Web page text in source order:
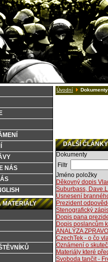
NÁS
MATERIÁLY
Úvodní Dokumenty
DALŠÍ ČLÁNKY
Dokumenty
Filtr
Jméno položky
Děkovný dopis
Suburbass,
Usnesení
Prezident
Stenografický
Dopis pana
Dopis poslancům
ANALÝZA
CzechTek - o čo
Oznámení o
Materiály které
Svoboda tančit -